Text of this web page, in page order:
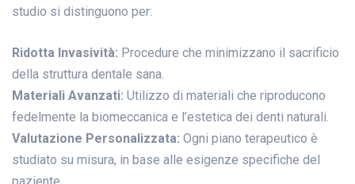
studio si distinguono per:
Ridotta Invasività: Procedure che minimizzano il sacrificio
della struttura dentale sana.
Materiali Avanzati: Utilizzo di materiali che riproducono
fedelmente la biomeccanica e l’estetica dei denti naturali.
Valutazione Personalizzata: Ogni piano terapeutico è
studiato su misura, in base alle esigenze specifiche del